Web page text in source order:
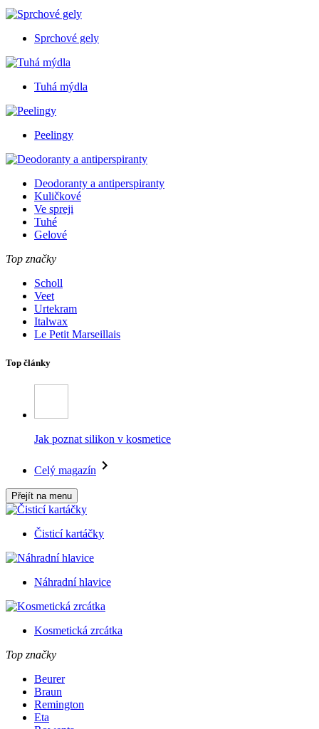
Sprchové gely
Tuhá mýdla
Peelingy
Deodoranty a antiperspiranty
Kuličkové
Ve spreji
Tuhé
Gelové
Top značky
Scholl
Veet
Urtekram
Italwax
Le Petit Marseillais
Top články
Jak poznat silikon v kosmetice
Celý magazín
Přejít na menu
Čisticí kartáčky
Náhradní hlavice
Kosmetická zrcátka
Top značky
Beurer
Braun
Remington
Eta